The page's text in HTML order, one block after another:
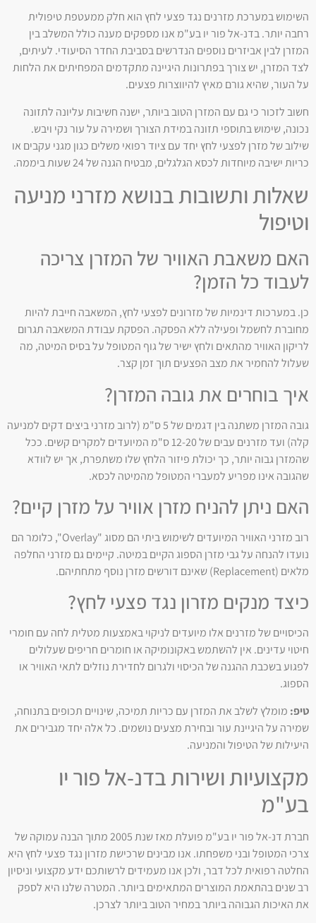
השימוש במערכת מזרנים נגד פצעי לחץ הוא חלק ממעטפת טיפולית
רחבה יותר. בדנ-אל פור יו בע"מ אנו מספקים מענה כולל המשלב בין
המזרן לבין אביזרים נוספים הנדרשים בסביבת החדר הסיעודי. לעיתים,
לצד המזרן, יש צורך בפתרונות היגיינה מתקדמים המפחיתים את הלחות
על העור, שהיא גורם מאיץ להיווצרות פצעים.
חשוב לזכור כי גם עם המזרן הטוב ביותר, ישנה חשיבות עליונה לתזונה
נכונה, שימוש בתוספי תזונה במידת הצורך ושמירה על עור נקי ויבש.
שילוב של מזרן לפצעי לחץ יחד עם ציוד רפואי משלים כגון מגני עקבים או
כריות ישיבה מיוחדות לכסא הגלגלים, מבטיח הגנה של 24 שעות ביממה.
שאלות ותשובות בנושא מזרני מניעה
וטיפול
האם משאבת האוויר של המזרן צריכה
לעבוד כל הזמן?
כן. במערכות דינמיות של מזרונים לפצעי לחץ, המשאבה חייבת להיות
מחוברת לחשמל ופעילה ללא הפסקה. הפסקת עבודת המשאבה תגרום
לריקון האוויר מהתאים ולחץ ישיר של גוף המטופל על בסיס המיטה, מה
שעלול להחמיר את מצב הפצעים תוך זמן קצר.
איך בוחרים את גובה המזרן?
גובה המזרן משתנה בין דגמים של 5 ס"מ (לרוב מזרני ביצים דקים למניעה
קלה) ועד מזרנים עבים של 12-20 ס"מ המיועדים למקרים קשים. ככל
שהמזרן גבוה יותר, כך יכולת פיזור הלחץ שלו משתפרת, אך יש לוודא
שהגובה אינו מפריע למעברי המטופל מהמיטה לכסא.
האם ניתן להניח מזרן אוויר על מזרן קיים?
רוב מזרני האוויר המיועדים לשימוש ביתי הם מסוג "Overlay", כלומר הם
נועדו להנחה על גבי מזרן הספוג הקיים במיטה. קיימים גם מזרני החלפה
מלאים (Replacement) שאינם דורשים מזרן נוסף מתחתיהם.
כיצד מנקים מזרון נגד פצעי לחץ?
הכיסויים של מזרנים אלו מיועדים לניקוי באמצעות מטלית לחה עם חומרי
חיטוי עדינים. אין להשתמש באקונומיקה או חומרים חריפים שעלולים
לפגוע בשכבת ההגנה של הכיסוי ולגרום לחדירת נוזלים לתאי האוויר או
הספוג.
טיפ: מומלץ לשלב את המזרן עם כריות תמיכה, שינויים תכופים בתנוחה,
שמירה על היגיינת עור ובחירת מצעים נושמים. כל אלה יחד מגבירים את
היעילות של הטיפול והמניעה.
מקצועיות ושירות בדנ-אל פור יו
בע"מ
חברת דנ-אל פור יו בע"מ פועלת מאז שנת 2005 מתוך הבנה עמוקה של
צרכי המטופל ובני משפחתו. אנו מבינים שרכישת מזרון נגד פצעי לחץ היא
החלטה רפואית לכל דבר, ולכן אנו מעמידים לרשותכם ידע מקצועי וניסיון
רב שנים בהתאמת המוצרים המתאימים ביותר. המטרה שלנו היא לספק
את האיכות הגבוהה ביותר במחיר הטוב ביותר לצרכן.